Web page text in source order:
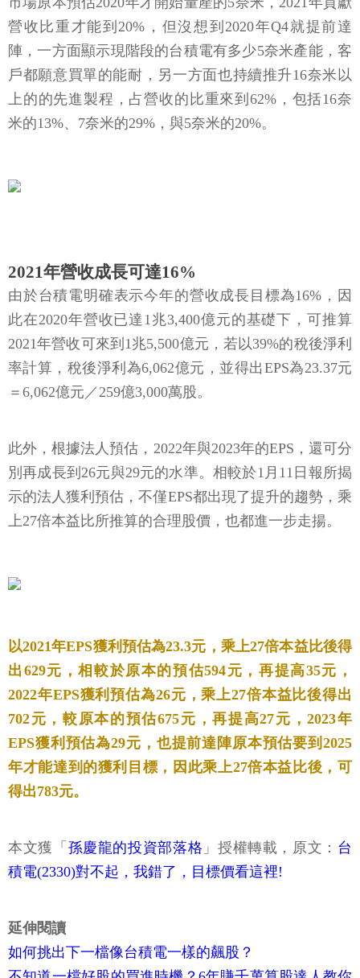
營收比重才能到20%，但沒想到2020年Q4就提前達
陣，一方面顯示現階段的台積電有多少5奈米產能，客
戶都願意買單的能耐，另一方面也持續推升16奈米以
上的的先進製程，占營收的比重來到62%，包括16奈
米的13%、7奈米的29%，與5奈米的20%。
2021年營收成長可達16%
由於台積電明確表示今年的營收成長目標為16%，因
此在2020年營收已達1兆3,400億元的基礎下，可推算
2021年營收可來到1兆5,500億元，若以39%的稅後淨利
率計算，稅後淨利為6,062億元，並得出EPS為23.37元
＝6,062億元／259億3,000萬股。
此外，根據法人預估，2022年與2023年的EPS，還可分
別再成長到26元與29元的水準。相較於1月11日報所揭
示的法人獲利預估，不僅EPS都出現了提升的趨勢，乘
上27倍本益比所推算的合理股價，也都進一步走揚。
以2021年EPS獲利預估為23.3元，乘上27倍本益比後得
出629元，相較於原本的預估594元，再提高35元，
2022年EPS獲利預估為26元，乘上27倍本益比後得出
702元，較原本的預估675元，再提高27元，2023年
EPS獲利預估為29元，也提前達陣原本預估要到2025
年才能達到的獲利目標，因此乘上27倍本益比後，可
得出783元。
本文獲「 孫慶龍的投資部落格 」授權轉載，原文： 台
積電(2330)對不起，我錯了，目標價看這裡!
延伸閱讀
如何挑出下一檔像台積電一樣的飆股？